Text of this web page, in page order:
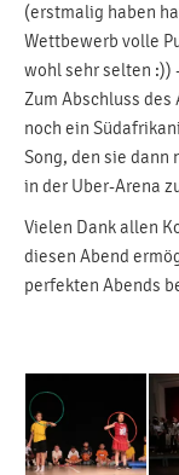
(erstmalig haben
Wettbewerb volle
wohl sehr selten :))
Zum Abschluss
noch ein
Song, den sie dann
in der Uber-Arena
Vielen Dank allen
diesen Abend
perfekten Abends